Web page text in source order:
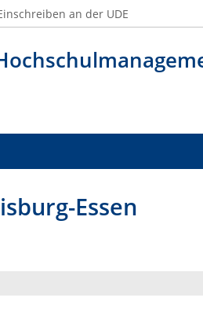
an der UDE
Essen